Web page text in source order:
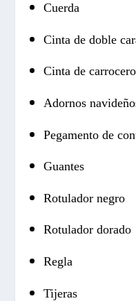
Cuerda
Cinta de doble
Cinta de carrocero
Adornos
Pegamento de
Guantes
Rotulador negro
Rotulador dorado
Regla
Tijeras